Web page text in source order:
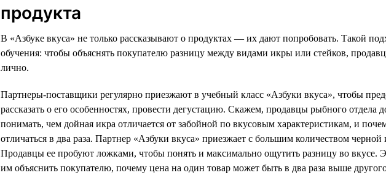
продукта
В «Азбуке вкуса» не только рассказывают о продуктах — их дают попробовать. Такой
обучения: чтобы объяснять покупателю разницу между видами икры или стейков,
лично.
Партнеры-поставщики регулярно приезжают в учебный класс «Азбуки вкуса», чтобы
рассказать о его особенностях, провести дегустацию. Скажем, продавцы рыбного отдела
понимать, чем дойная икра отличается от забойной по вкусовым характеристикам, и
отличаться в два раза. Партнер «Азбуки вкуса» приезжает с большим количеством
Продавцы ее пробуют ложками, чтобы понять и максимально ощутить разницу во вкусе.
им объяснить покупателю, почему цена на один товар может быть в два раза выше